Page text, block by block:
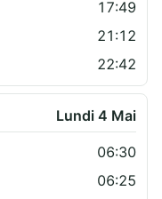
17:49
21:12
22:42
Lundi 4 Mai
06:30
06:25